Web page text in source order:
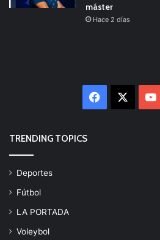
máster
Hace 2 días
Facebook
TRENDING TOPICS
Deportes
Fútbol
LA PORTADA
Voleybol